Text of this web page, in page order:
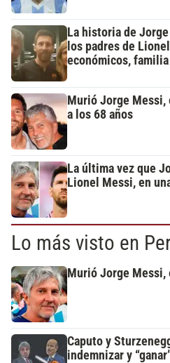
La historia de
los padres de
económicos,
Murió Jorge Messi,
a los 68 años
La última vez que
Lionel Messi, en
Lo más visto en
Murió Jorge Messi,
Caputo y
indemnizar y